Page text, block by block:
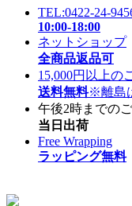
TEL:0422-24-
10:00-18:00
ネットショップ
全商品返品可
15,000円以上の
送料無料※離島
午後2時までの
当日出荷
Free Wrapping
ラッピング無料